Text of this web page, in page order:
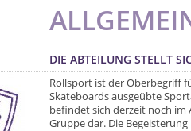
DIE ABTEILUNG STELLT
Rollsport ist der Oberbegriff
Skateboards ausgeübte
befindet sich derzeit noch
Gruppe dar. Die